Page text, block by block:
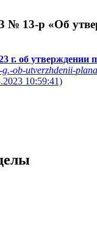
№ 13-р «Об
г. об
ob-utverzhdenii-
10:59:41)